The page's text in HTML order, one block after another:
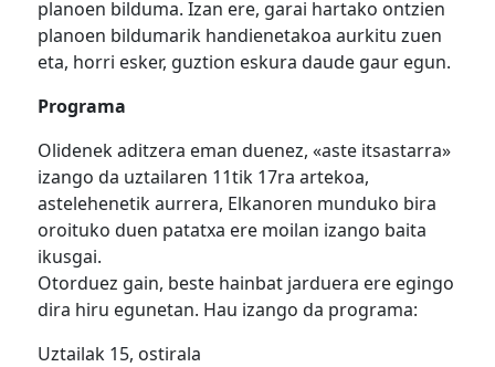
planoen bilduma. Izan ere, garai hartako ontzien
planoen bildumarik handienetakoa aurkitu zuen
eta, horri esker, guztion eskura daude gaur egun.
Programa
Olidenek aditzera eman duenez, «aste itsastarra»
izango da uztailaren 11tik 17ra artekoa,
astelehenetik aurrera, Elkanoren munduko bira
oroituko duen patatxa ere moilan izango baita
ikusgai.
Otorduez gain, beste hainbat jarduera ere egingo
dira hiru egunetan. Hau izango da programa:
Uztailak 15, ostirala